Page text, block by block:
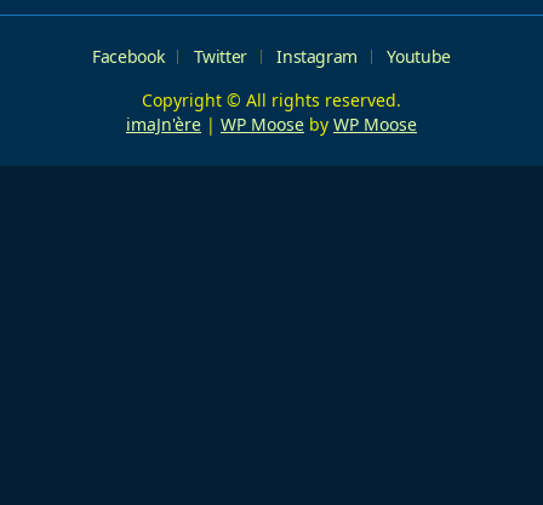
Facebook Twitter Instagram
Youtube
Copyright © All rights reserved.
imaJn'ère | WP Moose by WP Moose